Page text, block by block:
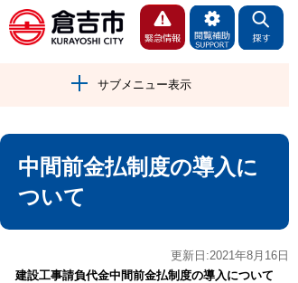
サブメニュー表示
中間前金払制度の導入に
ついて
更新日:2021年8月16日
建設工事請負代金中間前金払制度の導入について